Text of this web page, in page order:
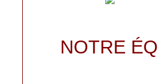
NOTRE